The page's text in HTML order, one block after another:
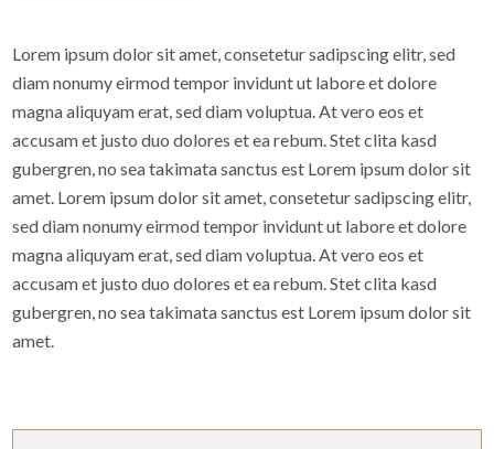
Lorem ipsum dolor sit amet, consetetur sadipscing elitr, sed
diam nonumy eirmod tempor invidunt ut labore et dolore
magna aliquyam erat, sed diam voluptua. At vero eos et
accusam et justo duo dolores et ea rebum. Stet clita kasd
gubergren, no sea takimata sanctus est Lorem ipsum dolor sit
amet. Lorem ipsum dolor sit amet, consetetur sadipscing elitr,
sed diam nonumy eirmod tempor invidunt ut labore et dolore
magna aliquyam erat, sed diam voluptua. At vero eos et
accusam et justo duo dolores et ea rebum. Stet clita kasd
gubergren, no sea takimata sanctus est Lorem ipsum dolor sit
amet.